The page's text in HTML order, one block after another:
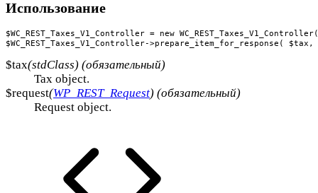
Использование
$WC_REST_Taxes_V1_Controller = new
$WC_REST_Taxes_V1_Controller->prepare_item_for_response(
$tax(stdClass) (обязательный)
Tax object.
$request(WP_REST_Request) (обязательный)
Request object.